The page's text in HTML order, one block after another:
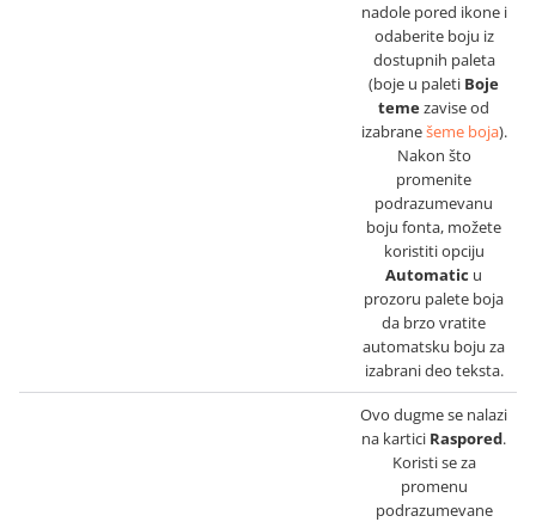
nadole pored ikone i
odaberite boju iz
dostupnih paleta
(boje u paleti Boje
temezavise od
izabranešeme boja).
Nakon što
promenite
podrazumevanu
boju fonta, možete
koristiti opciju
Automatic u
prozoru palete boja
da brzo vratite
automatsku boju za
izabrani deo teksta.
Ovo dugme se nalazi
na kartici Raspored.
Koristi se za
promenu
podrazumevane